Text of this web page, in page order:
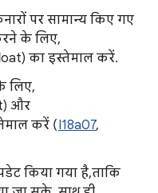
पर सामान्य किए गए
के लिए,
का इस्तेमाल करें.
लिए,
और
करें (I18a07,
किया गया है, ताकि